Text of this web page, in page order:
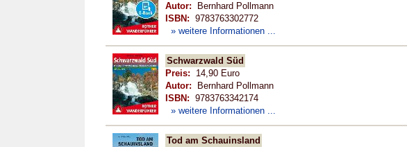
Autor: Bernhard Pollmann
ISBN: 9783763302772
» weitere Informationen ...
Schwarzwald Süd
Preis: 14,90 Euro
Autor: Bernhard Pollmann
ISBN: 9783763342174
» weitere Informationen ...
Tod am Schauinsland